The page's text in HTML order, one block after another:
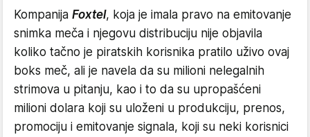
Kompanija Foxtel, koja je imala pravo na emitovanje
snimka meča i njegovu distribuciju nije objavila
koliko tačno je piratskih korisnika pratilo uživo ovaj
boks meč, ali je navela da su milioni nelegalnih
strimova u pitanju, kao i to da su upropašćeni
milioni dolara koji su uloženi u produkciju, prenos,
promociju i emitovanje signala, koji su neki korisnici